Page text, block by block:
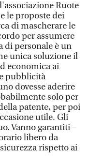
Ruote
le proposte dei
di mascherare le
per assumere
di personale è un
unica soluzione il
economica ai
pubblicità
dovesse aderire
solo per
patente, per poi
utile. Gli
Vanno garantiti –
libero da
rispetto ai